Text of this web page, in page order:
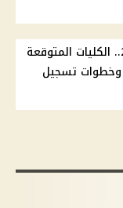
تنسيق المرحلة الثانية 2026.. الكليات المتوقعة
وخطوات تسجيل